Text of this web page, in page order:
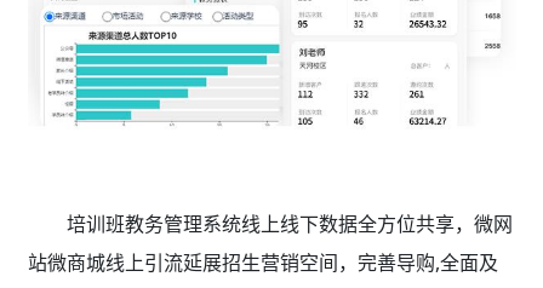
培训班教务管理系统线上线下数据全方位共享，微网
站微商城线上引流延展招生营销空间，完善导购,全面及